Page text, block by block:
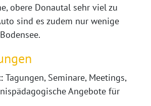
obere Donautal sehr viel zu
sind es zudem nur wenige
Tagungen, Seminare, Meetings,
Angebote für